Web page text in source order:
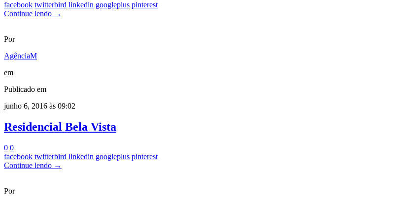
facebook twitterbird linkedin googleplus pinterest
Continue lendo →
Por
AgênciaM
em
Publicado em
junho 6, 2016 às 09:02
Residencial Bela Vista
0 0
facebook twitterbird linkedin googleplus pinterest
Continue lendo →
Por